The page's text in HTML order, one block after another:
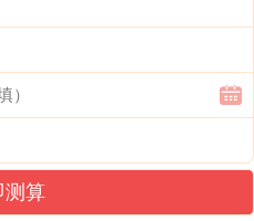
五年中2026-2027
相同是是2027年
通过稳健理财实现资
测算